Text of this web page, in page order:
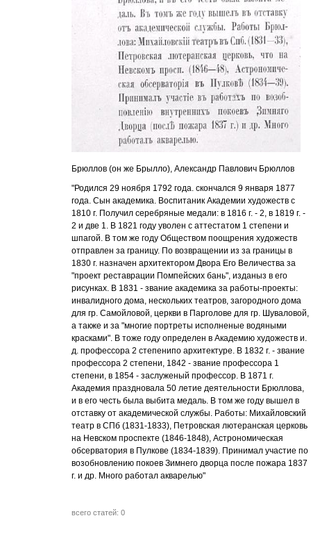
Брюллов (он же Брылло), Александр Павлович Брюллов
"Родился 29 ноября 1792 года. скончался 9 января 1877
года. Сын академика. Воспитаник Академии художеств с
1810 г. Получил серебряные медали: в 1816 г. - 2, в 1819 г. -
2 и две 1. В 1821 году уволен с аттестатом 1 степени и
шпагой. В том же году Обществом поощрения художеств
отправлен за границу. По возвращении из за границы в
1830 г. назначен архитектором Двора Его Величества за
"проект реставрации Помпейских бань", изданыз в его
рисунках. В 1831 - звание академика за работы-проекты:
инвалидного дома, нескольких театров, загородного дома
для гр. Самойловой, церкви в Парголове для гр. Шуваловой,
а также и за "многие портреты исполненые водяными
красками". В тоже году определен в Академию художеств и.
д. профессора 2 степенипо архитектуре. В 1832 г. - звание
профессора 2 степени, 1842 - звание профессора 1
степени, в 1854 - заслуженый профессор. В 1871 г.
Академия праздновала 50 летие деятельности Брюллова,
и в его честь была выбита медаль. В том же году вышел в
отставку от академической службы. Работы: Михайловский
театр в СПб (1831-1833), Петровская лютеранская церковь
на Невском проспекте (1846-1848), Астрономическая
обсерватория в Пулкове (1834-1839). Принимал участие по
возобновлению покоев Зимнего дворца после пожара 1837
г. и др. Много работал акварелью"
всего статей: 0